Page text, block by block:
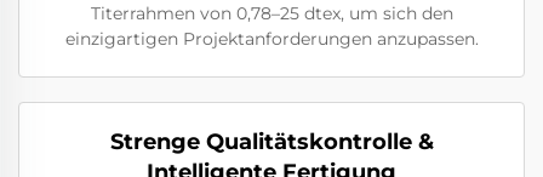
Titerrahmen von 0,78–25 dtex, um sich den
einzigartigen Projektanforderungen anzupassen.
Strenge Qualitätskontrolle &